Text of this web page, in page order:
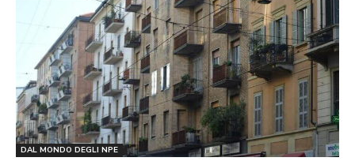
DAL MONDO DEGLI NPE